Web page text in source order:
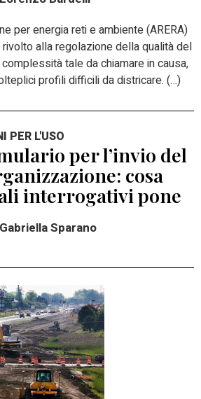
per energia reti e ambiente (ARERA)
alla regolazione della qualità del
tale da chiamare in causa,
profili difficili da districare. (…)
PER L'USO
per l’invio del
cosa
interrogativi pone
Sparano